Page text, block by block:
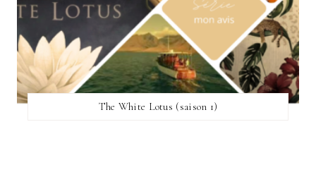
The White Lotus (saison 1)